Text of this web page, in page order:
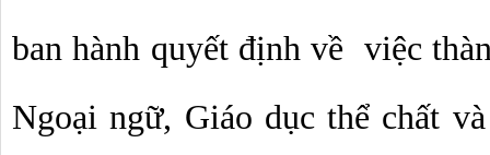
ban hành quyết định về  việc
Ngoại ngữ, Giáo dục thể chất